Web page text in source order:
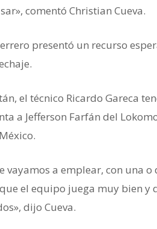
comentó Christian Cueva.
presentó un recurso
el técnico Ricardo Gareca
a Jefferson Farfán del
vayamos a emplear, con una
el equipo juega muy bien y
dijo Cueva.